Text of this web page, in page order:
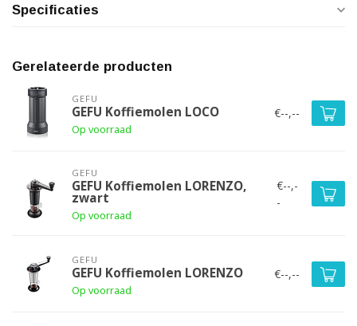
Specificaties
Gerelateerde producten
GEFU
GEFU Koffiemolen LOCO
Op voorraad
€--,--
GEFU
GEFU Koffiemolen LORENZO,
zwart
Op voorraad
€--,-
-
GEFU
GEFU Koffiemolen LORENZO
Op voorraad
€--,--